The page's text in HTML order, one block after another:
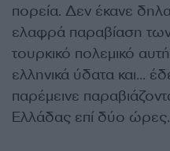
πορεία. Δεν έκανε
ελαφρά παραβίαση
τουρκικό πολεμικό
ελληνικά ύδατα και…
παρέμεινε
Ελλάδας επί δύο ώρες.